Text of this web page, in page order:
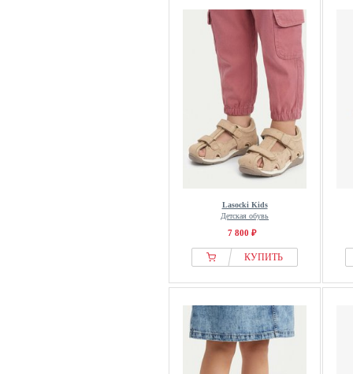
Lasocki Kids
Детская обувь
7 800 ₽
КУПИТЬ